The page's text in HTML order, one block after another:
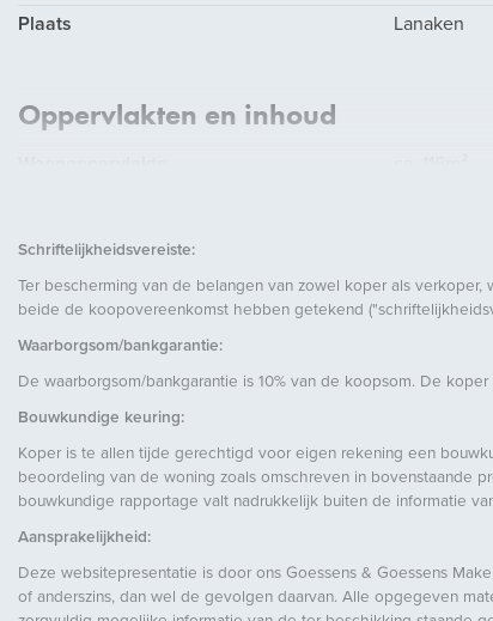
Plaats
Lanaken
Oppervlakten en inhoud
Energie
Energielabel
B
Isolatie
Dubbel glas
Warm water
Verwarming
C.V.-ketel
Schriftelijkheidsvereiste:
Ter bescherming van de belangen van zowel koper als
beide de koopovereenkomst hebben getekend
Waarborgsom/bankgarantie:
De waarborgsom/bankgarantie is 10% van de koopsom. De
Bouwkundige keuring:
Koper is te allen tijde gerechtigd voor eigen rekening een
beoordeling van de woning zoals omschreven in bovenstaande
bouwkundige rapportage valt nadrukkelijk buiten de informatie
Aansprakelijkheid:
Deze websitepresentatie is door ons Goessens & Goessens
of anderszins, dan wel de gevolgen daarvan. Alle opgegeven